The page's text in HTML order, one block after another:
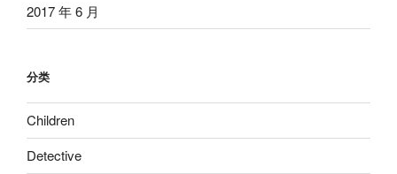
2017 年 6 月
分类
Children
Detective